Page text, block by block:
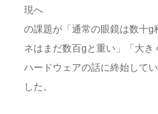
現へ
の課題が「通常の眼鏡は数十g
ネはまだ数百gと重い」「大き
ハードウェアの話に終始して
した。